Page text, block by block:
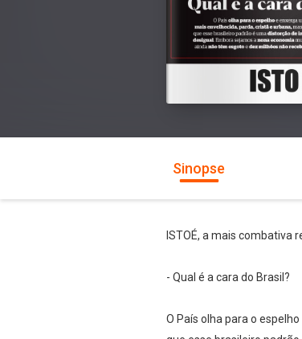
Sinopse
ISTOÉ, a mais combativa
- Qual é a cara do Brasil?
O País olha para o